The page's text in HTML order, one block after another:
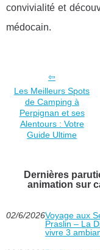
convivialité et
médocain.
Les Meilleurs Spots
de Camping à
Perpignan et ses
Alentours : Votre
Guide Ultime
Dernières
animation sur
02/6/2026Voyage aux
Praslin – La
vivre 3